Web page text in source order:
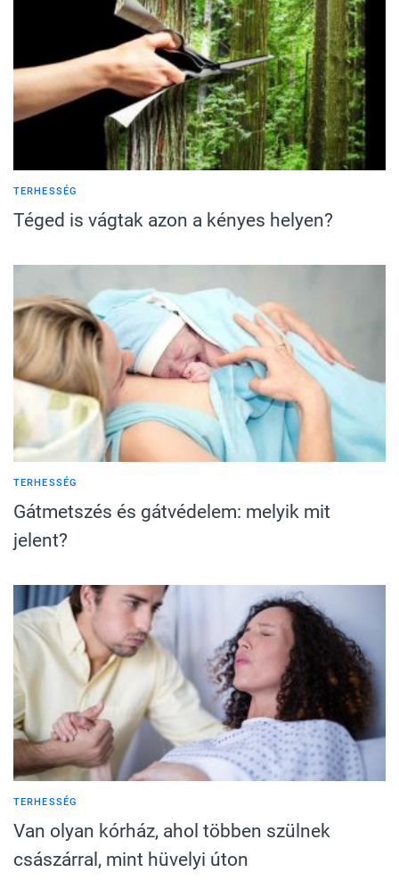
TERHESSÉG
Téged is vágtak azon a kényes helyen?
TERHESSÉG
Gátmetszés és gátvédelem: melyik mit
jelent?
TERHESSÉG
Van olyan kórház, ahol többen szülnek
császárral, mint hüvelyi úton